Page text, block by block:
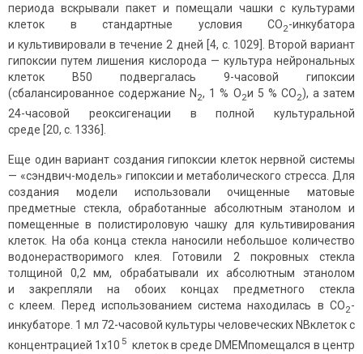
периода вскрывали пакет и помещали чашки с культурами
клеток в стандартные условия СО2-инкубатора
и культивировали в течение 2 дней [4, с. 1029]. Второй вариант
гипоксии путем лишения кислорода — культура нейрональных
клеток B50 подвергалась 9-часовой гипоксии
(сбалансированное содержание N 2, 1 % O2и 5 % CO2), а затем
24-часовой реоксигенации в полной культуральной
среде [20, с. 1336].
Еще один вариант создания гипоксии клеток нервной системы
— «сэндвич-модель» гипоксии и метаболического стресса. Для
создания модели использовали очищенные матовые
предметные стекла, обработанные абсолютным этанолом и
помещенные в полистироловую чашку для культивирования
клеток. На оба конца стекла наносили небольшое количество
водонерастворимого клея. Готовили 2 покровных стекла
толщиной 0,2 мм, обрабатывали их абсолютным этанолом
и закрепляли на обоих концах предметного стекла
с клеем. Перед использованием система находилась в СО2-
инкубаторе. 1 мл 72-часовой культуры человеческих NBклеток с
концентрацией 1х10 5 клеток в среде DMEMпомещался в центр